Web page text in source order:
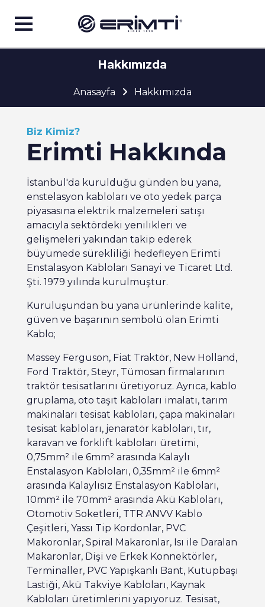
Anasayfa
Hizmetler
İletişim
Türkçe
Hakkımızda
Anasayfa Hakkımızda
Biz Kimiz?
Erimti Hakkında
İstanbul'da kurulduğu günden bu yana,
enstelasyon kabloları ve oto yedek parça
piyasasına elektrik malzemeleri satışı
amacıyla sektördeki yenilikleri ve
gelişmeleri yakından takip ederek
büyümede sürekliliği hedefleyen Erimti
Enstalasyon Kabloları Sanayi ve Ticaret Ltd.
Şti. 1979 yılında kurulmuştur.
Kuruluşundan bu yana ürünlerinde kalite,
güven ve başarının sembolü olan Erimti
Kablo;
Massey Ferguson, Fiat Traktör, New Holland,
Ford Traktör, Steyr, Tümosan firmalarının
traktör tesisatlarını üretiyoruz. Ayrıca, kablo
gruplama, oto taşıt kabloları imalatı, tarım
makinaları tesisat kabloları, çapa makinaları
tesisat kabloları, jenaratör kabloları, tır,
karavan ve forklift kabloları üretimi,
0,75mm² ile 6mm² arasında Kalaylı
Enstalasyon Kabloları, 0,35mm² ile 6mm²
arasında Kalaylısız Enstalasyon Kabloları,
10mm² ile 70mm² arasında Akü Kabloları,
Otomotiv Soketleri, TTR ANVV Kablo
Çeşitleri, Yassı Tip Kordonlar, PVC
Makoronlar, Spiral Makaronlar, Isı ile Daralan
Makaronlar, Dişi ve Erkek Konnektörler,
Terminaller, PVC Yapışkanlı Bant, Kutupbaşı
Lastiği, Akü Takviye Kabloları, Kaynak
Kabloları üretimlerini yapıyoruz. Tesisat,